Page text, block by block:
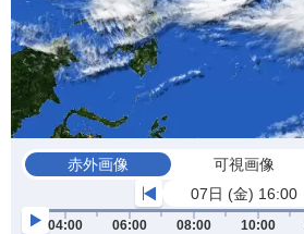
赤外画像 可視画像
07日 (金) 16:00
04:00 06:00 08:00 10:00